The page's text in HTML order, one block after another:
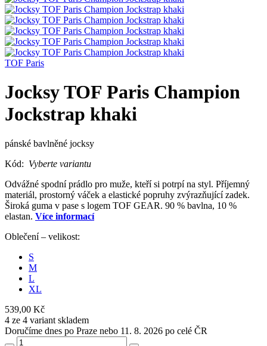
TOF Paris
Jocksy TOF Paris Champion
Jockstrap khaki
pánské bavlněné jocksy
Kód: Vyberte variantu
Odvážné spodní prádlo pro muže, kteří si potrpí na styl. Příjemný
materiál, prostorný váček a elastické popruhy zvýrazňující zadek.
Široká guma v pase s logem TOF GEAR. 90 % bavlna, 10 %
elastan. Více informací
Oblečení – velikost:
S
M
L
XL
539,00 Kč
4 ze 4 variant skladem
Doručíme dnes po Praze nebo 11. 8. 2026 po celé ČR